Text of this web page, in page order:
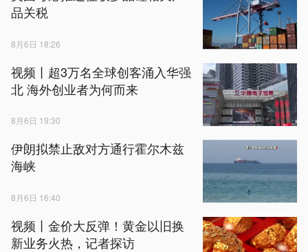
品关税
8月6日 18:26
视频丨超3万名全球创客涌入华强
北 海外创业者为何而来
8月6日 19:30
伊朗拟禁止敌对方通行霍尔木兹
海峡
8月6日 16:40
视频丨金价大反弹！黄金以旧换
新业务火热，记者探访